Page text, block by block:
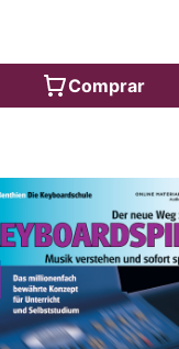
Comprar